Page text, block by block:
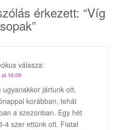
érkezett: “Víg
”
válasza:
16:09
ugyanakkor jártunk ott,
korábban, tehát
a szezonban. Egy hét
4 szer ettünk ott. Fiatal